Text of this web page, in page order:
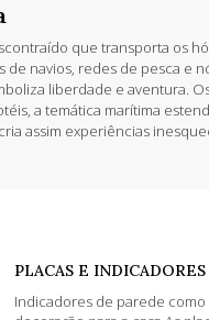
que transporta os
navios, redes de pesca e
liberdade e aventura.
a temática marítima
cria assim experiências
PLACAS E INDICADORES
Indicadores de parede como